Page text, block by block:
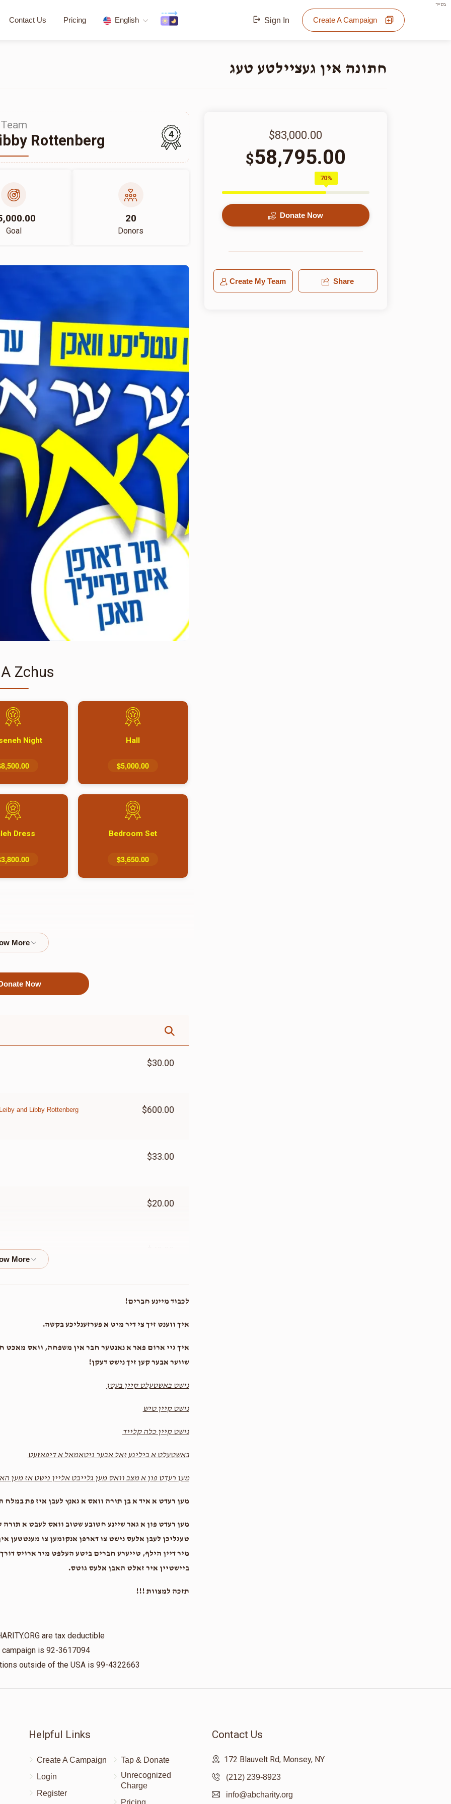
בס"ד
Contact Us Pricing English Sign In Create A Campaign
חתונה אין געציילטע טעג
Team
Rottenberg 4
Goal
20
Donors
Zchus
Night Hall
$5,000.00
Dress Bedroom Set
$3,650.00
Now
$30.00
and Libby Rottenberg $600.00
$33.00
$20.00
$36.00
$50.00
$16.00
לכבוד מיינע חברים!
איך ווענט זיך צי דיר מיט א פערזענליכע בקשה.
איך גיי ארום פאר א נאנטער חבר אין משפחה, וואס מאכט
שווער אבער קען זיך נישט דעקן!
נישט באשטעלט קיין בעטן
נישט קיין טיש
נישט קיין כלה קלייד
באשטעלט א ביליגע זאל אבער ניטאמאל א דיפאזעט
מען רעדט פון א מצב וואס מען גלייבט אליין נישט אז מען
מען רעדט א איד א בן תורה וואס א גאנץ לעבן איז פת
מען רעדט פון א גאר שיינע חשובע שטוב וואס לעבט א תורה
טעגליכן לעבן אלעס נישט צו דארפן אנקומען צו מענטשען
מיר דיין הילף, טייערע חברים ביטע העלפט מיר ארויס דורך
ביישטיין איר זאלט האבן אלעס גוטס.
תזכה למצוות !!!
are tax deductible
is 92-3617094
outside of the USA is 99-4322663
$83,000.00
$58,795.00
70%
Donate Now
Create My Team Share
Helpful Links
Create A Campaign
Login
Register
Tap & Donate
Unrecognized
Charge
Pricing
Contact Us
172 Blauvelt Rd, Monsey, NY
(212) 239-8923
info@abcharity.org